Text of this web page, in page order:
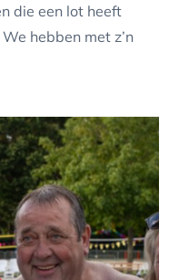
die een lot heeft
hebben met z’n